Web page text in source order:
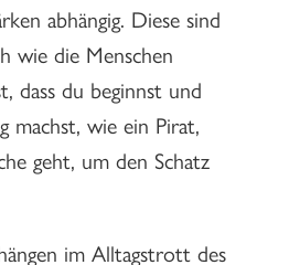
abhängig. Diese sind
wie die Menschen
dass du beginnst und
machst, wie ein Pirat,
geht, um den Schatz
im Alltagstrott des